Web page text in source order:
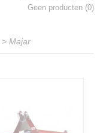
Geen producten (0)
> Majar